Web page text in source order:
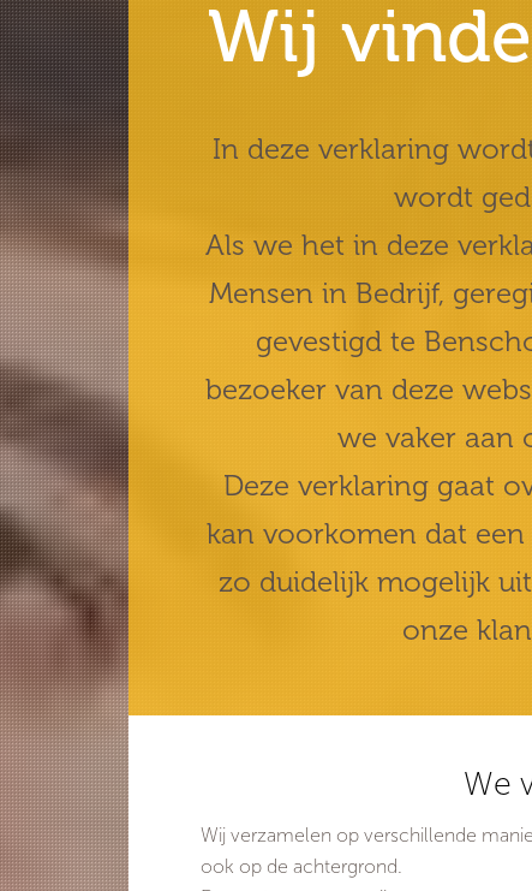
Wij
In deze verklaring
wordt
Als we het in deze
Mensen in Bedrijf,
gevestigd te
bezoeker van deze
we vaker aan
Deze verklaring gaat
kan voorkomen dat
zo duidelijk mogelijk
onze
We
Wij verzamelen op verschillende
ook op de achtergrond.